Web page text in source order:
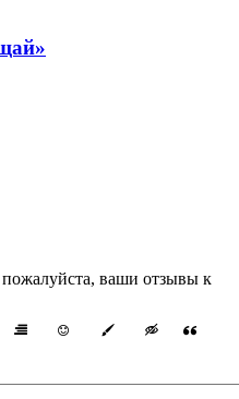
пожалуйста, ваши отзывы к